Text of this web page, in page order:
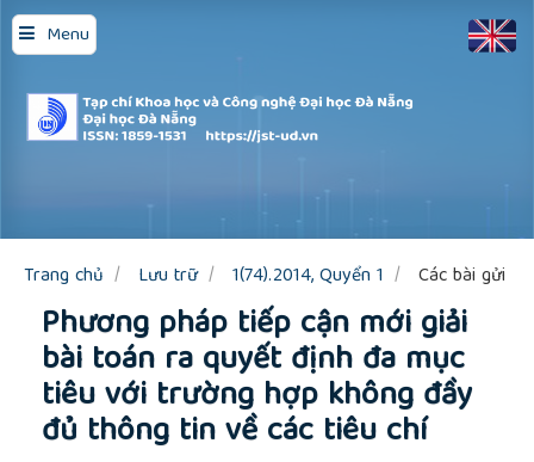
Menu
Quick
jump
to
page
content
Main
Sidebar
Trang chủ Lưu trữ 1(74).2014, Quyển 1 Các bài gửi
Phương pháp tiếp cận mới giải
bài toán ra quyết định đa mục
tiêu với trường hợp không đầy
đủ thông tin về các tiêu chí